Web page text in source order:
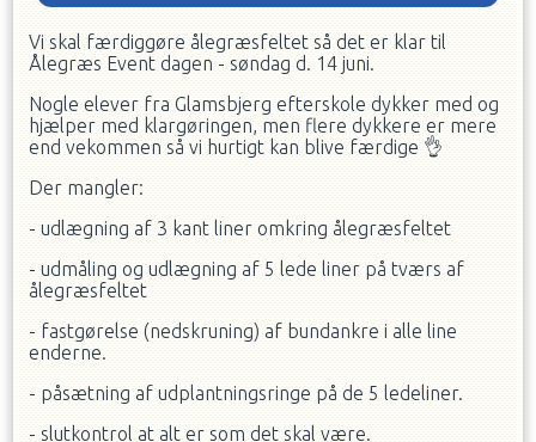
Vi skal færdiggøre ålegræsfeltet så det er klar til
Ålegræs Event dagen - søndag d. 14 juni.
Nogle elever fra Glamsbjerg efterskole dykker med og
hjælper med klargøringen, men flere dykkere er mere
end vekommen så vi hurtigt kan blive færdige 👌
Der mangler:
- udlægning af 3 kant liner omkring ålegræsfeltet
- udmåling og udlægning af 5 lede liner på tværs af
ålegræsfeltet
- fastgørelse (nedskruning) af bundankre i alle line
enderne.
- påsætning af udplantningsringe på de 5 ledeliner.
- slutkontrol at alt er som det skal være.